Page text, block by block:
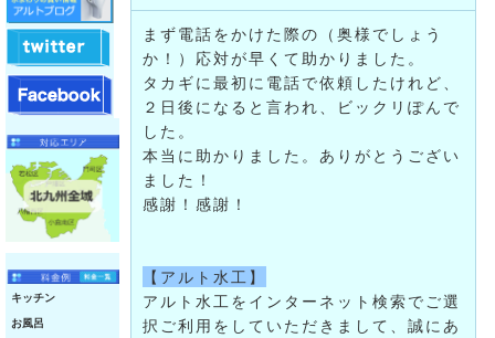
キッチン
お風呂
まず電話をかけた際の（奥様でしょう
か！）応対が早くて助かりました。
タカギに最初に電話で依頼したけれど、
２日後になると言われ、ビックリぽんで
した。
本当に助かりました。ありがとうござい
ました！
感謝！感謝！
【アルト水工】
アルト水工をインターネット検索でご選
択ご利用をしていただきまして、誠にあ